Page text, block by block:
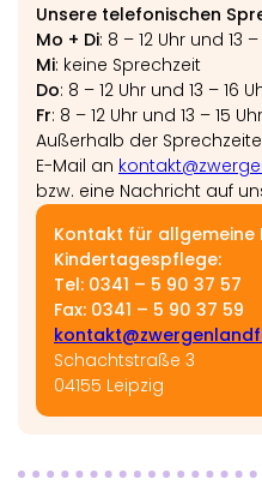
Unsere telefonischen
Mo + Di: 8 – 12 Uhr und 13 –
Mi: keine Sprechzeit
Do: 8 – 12 Uhr und 13 – 16
Fr: 8 – 12 Uhr und 13 – 15 Uhr
Außerhalb der
E-Mail an
bzw. eine Nachricht auf
Kontakt für allgemeine
Kindertagespflege:
Tel: 0341 – 5 90 37 57
Fax: 0341 – 5 90 37 59
Schachtstraße 3
04155 Leipzig